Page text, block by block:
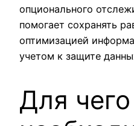
опционального
помогает сохранять
оптимизацией
учетом к защите
Для чего